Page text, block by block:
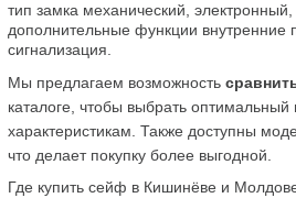
тип замка механический,
дополнительные функции внутренние
сигнализация.
Мы предлагаем возможность
каталоге, чтобы выбрать оптимальный
характеристикам. Также доступны
что делает покупку более выгодной.
Где купить сейф в Кишинёве и